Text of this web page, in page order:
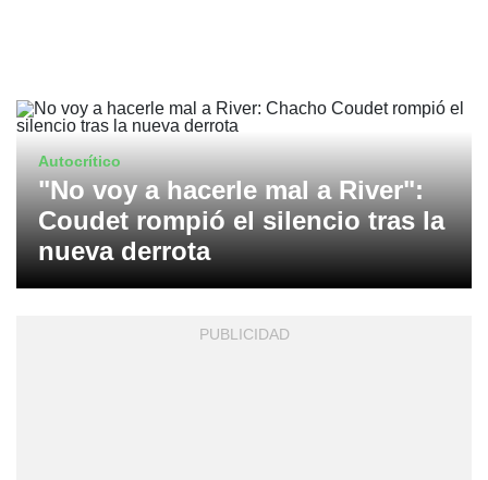
Autocrítico
"No voy a hacerle mal a River":
Coudet rompió el silencio tras la
nueva derrota